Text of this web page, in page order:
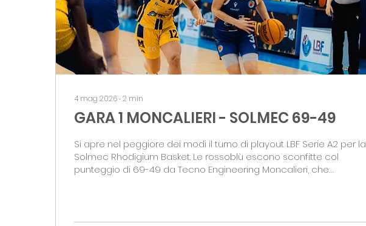
4 mag 2026 ∙2 min
GARA 1 MONCALIERI - SOLMEC 69-49
Si apre nel peggiore dei modi il turno di playout LBF Serie A2 per la
Solmec Rhodigium Basket. Le rossoblù escono sconfitte col
punteggio di 69-49 da Tecno Engineering Moncalieri, che
Divine Obaseki, però, le torinesi si prendono il vantaggio